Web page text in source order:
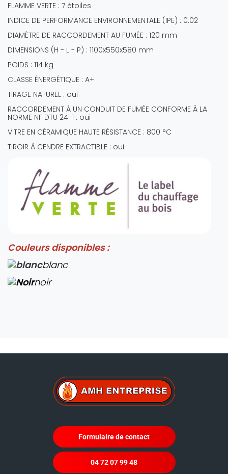
FLAMME VERTE : 7 étoiles
INDICE DE PERFORMANCE ENVIRONNEMENTALE (IPE) : 0.02
DIAMÈTRE DE RACCORDEMENT AU FUMÉE : 120 mm
DIMENSIONS (H - L - P) : 1100x550x580 mm
POIDS : 114 kg
CLASSE ÉNERGÉTIQUE : A+
TIRAGE NATUREL : oui
RACCORDEMENT À UN CONDUIT DE FUMÉE CONFORME À LA
NORME NF DTU 24-1 : oui
VITRE EN CÉRAMIQUE HAUTE RÉSISTANCE : 800 °C
TIROIR À CENDRE EXTRACTIBLE : oui
Couleurs disponibles :
blanc
noir
Formulaire de contact
04 72 07 99 48